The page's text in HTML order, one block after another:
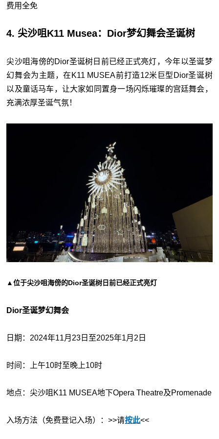
费用全免
4. 尖沙咀K11 Musea：Dior梦幻舞会圣诞树
尖沙咀海傍的Dior圣诞树日前已经正式亮灯，今年以圣诞梦
幻舞会为主题，在K11 MUSEA前打造12米巨型Dior圣诞树
以及童话马车，让大家如同置身一场闪烁璀璨的宫廷舞会，
充满浓厚圣诞气氛！
▲位于尖沙咀海傍的Dior圣诞树日前已经正式亮灯
Dior圣诞梦幻舞会
日期：2024年11月23日至2025年1月2日
时间：上午10时至晚上10时
地点：尖沙咀K11 MUSEA地下Opera Theatre及Promenade
入场方法（免费登记入场）：>>请按此<<